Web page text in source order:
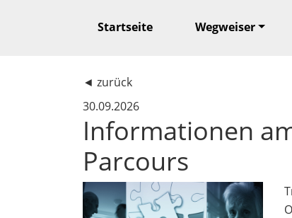
Startseite Wegweiser
◄ zurück
30.09.2026
Informationen
Parcours